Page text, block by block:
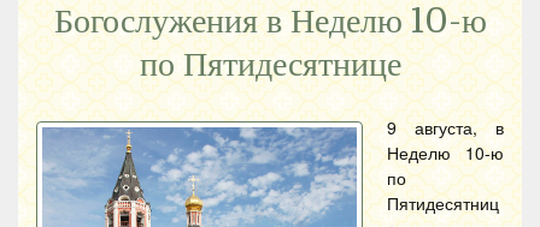
Богослужения в Неделю 10-ю
по Пятидесятнице
9 августа, в
Неделю 10-ю
по
Пятидесятниц